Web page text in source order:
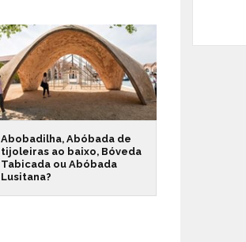
Abobadilha, Abóbada de
tijoleiras ao baixo, Bóveda
Tabicada ou Abóbada
Lusitana?